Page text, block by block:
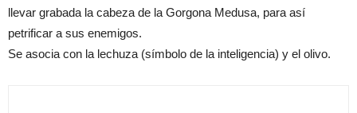
llevar grabada la cabeza de la Gorgona Medusa, para así
petrificar a sus enemigos.
Se asocia con la lechuza (símbolo de la inteligencia) y el olivo.